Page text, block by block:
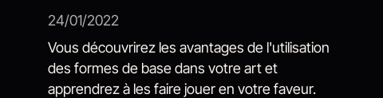
24/01/2022
Vous découvrirez les avantages de l'utilisation
des formes de base dans votre art et
apprendrez à les faire jouer en votre faveur.